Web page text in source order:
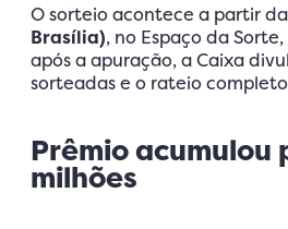
O sorteio acontece a partir
Brasília), no Espaço da
após a apuração, a Caixa
sorteadas e o rateio
Prêmio acumulou
milhões